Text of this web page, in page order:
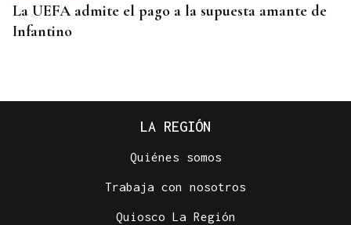
La UEFA admite el pago a la supuesta amante de
Infantino
LA REGIÓN
Quiénes somos
Trabaja con nosotros
Quiosco La Región